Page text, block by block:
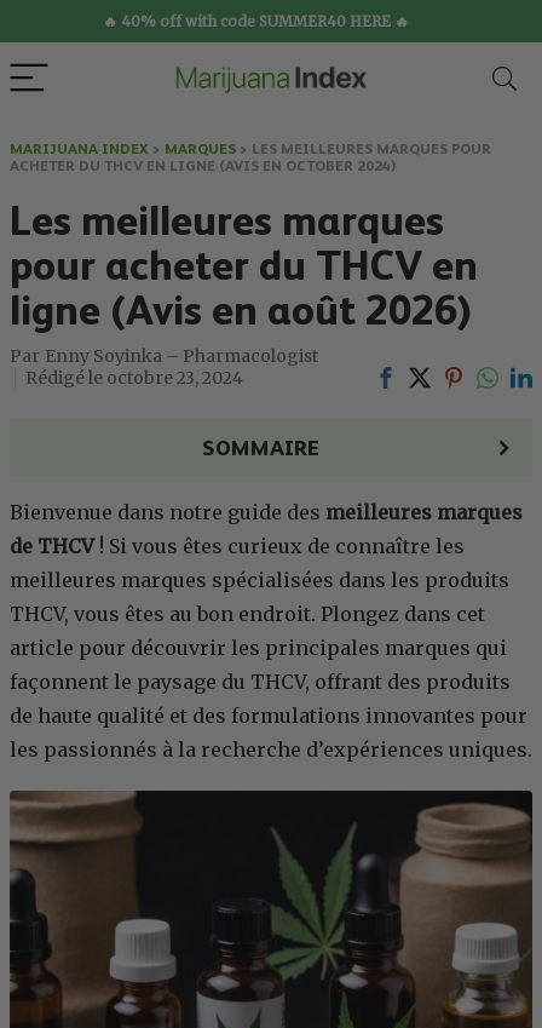
🔥 40% off with code SUMMER40 HERE 🔥
MARIJUANA INDEX > MARQUES > LES MEILLEURES MARQUES POUR
ACHETER DU THCV EN LIGNE (AVIS EN OCTOBER 2024)
Les meilleures marques
pour acheter du THCV en
ligne (Avis en août 2026)
Enny Soyinka – Pharmacologist
octobre 23, 2024
SOMMAIRE
Bienvenue dans notre guide des meilleures marques
de THCV! Si vous êtes curieux de connaître les
meilleures marques spécialisées dans les produits
THCV, vous êtes au bon endroit. Plongez dans cet
article pour découvrir les principales marques qui
façonnent le paysage du THCV, offrant des produits
de haute qualité et des formulations innovantes pour
les passionnés à la recherche d’expériences uniques.